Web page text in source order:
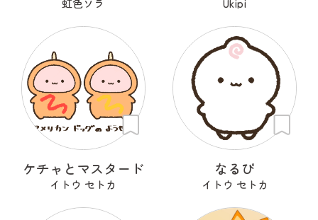
虹色ソラ Ukipi
ケチャとマスタード
イトウ セトカ
なるぴ
イトウ セトカ